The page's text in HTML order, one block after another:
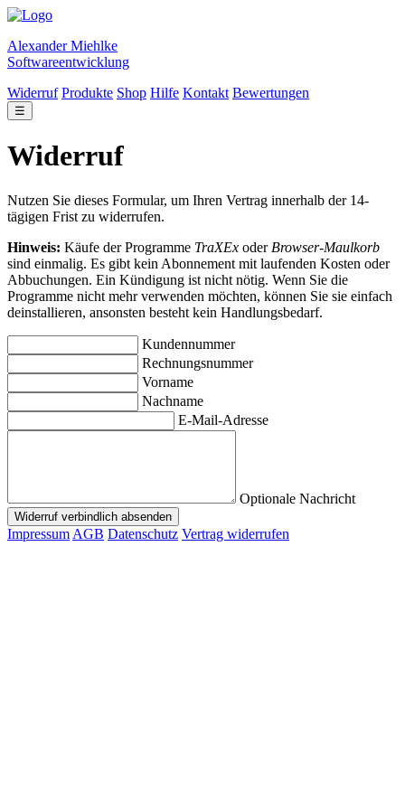
Alexander Miehlke
Softwareentwicklung
Widerruf Produkte Shop Hilfe Kontakt Bewertungen
☰
Widerruf
Nutzen Sie dieses Formular, um Ihren Vertrag innerhalb der 14-
tägigen Frist zu widerrufen.
Hinweis: Käufe der Programme TraXEx oder Browser-Maulkorb
sind einmalig. Es gibt kein Abonnement mit laufenden Kosten oder
Abbuchungen. Ein Kündigung ist nicht nötig. Wenn Sie die
Programme nicht mehr verwenden möchten, können Sie sie einfach
deinstallieren, ansonsten besteht kein Handlungsbedarf.
Kundennummer
Rechnungsnummer
Vorname
Nachname
E-Mail-Adresse
Optionale Nachricht
Widerruf verbindlich absenden
Impressum AGB Datenschutz Vertrag widerrufen